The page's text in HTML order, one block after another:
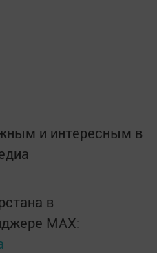
и интересным в
в
MАХ: